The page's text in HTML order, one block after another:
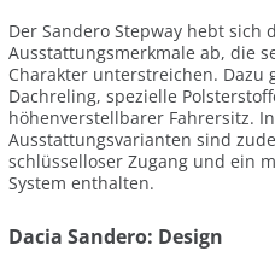
Der Sandero Stepway hebt sich
Ausstattungsmerkmale ab, die
Charakter unterstreichen. Dazu
Dachreling, spezielle
höhenverstellbarer Fahrersitz.
Ausstattungsvarianten sind
schlüsselloser Zugang und ein
System enthalten.
Dacia Sandero: Design